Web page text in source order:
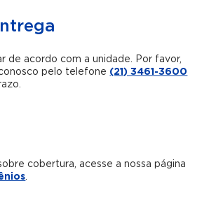
de acordo com a unidade. Por favor,
pelo telefone (21) 3461-3600
cobertura, acesse a nossa página
.